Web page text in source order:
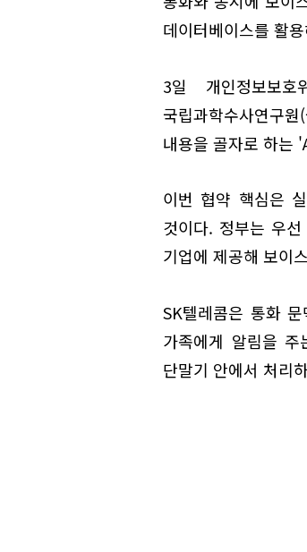
데이터베이스를 활
3일 개인정보보호
국립과학수사연구
내용을 골자로 하는
이번 협약 핵심은
것이다. 정부는 우
기업에 제공해 보이
SK텔레콤은 통화
가족에게 알림을
단말기 안에서 처리